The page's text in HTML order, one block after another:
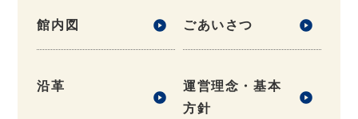
館内図 ごあいさつ
沿革
運営理念・基本
方針